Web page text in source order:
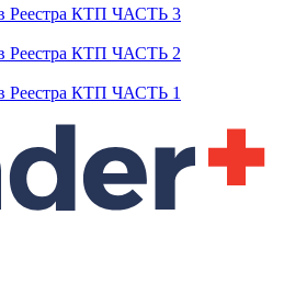
Реестра КТП ЧАСТЬ 3
Реестра КТП ЧАСТЬ 2
Реестра КТП ЧАСТЬ 1